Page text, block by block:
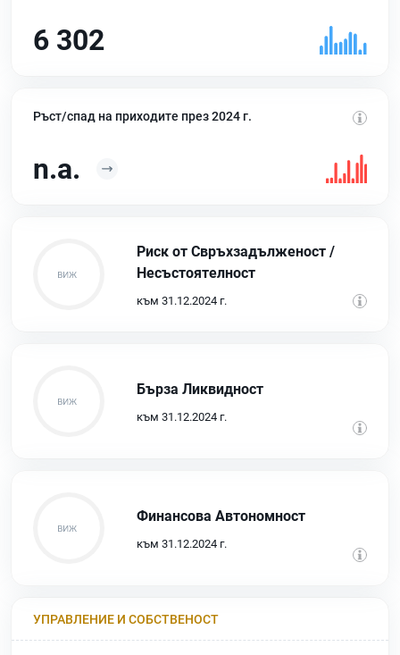
6 302
Ръст/спад на приходите през 2024 г.
n.a.
Риск от Свръхзадълженост /
Несъстоятелност
към 31.12.2024 г.
Бърза Ликвидност
към 31.12.2024 г.
Финансова Автономност
към 31.12.2024 г.
УПРАВЛЕНИЕ И СОБСТВЕНОСТ